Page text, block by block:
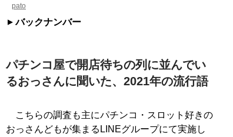
pato
バックナンバー
パチンコ屋で開店待ちの列に並んでい
るおっさんに聞いた、2021年の流行語
こちらの調査も主にパチンコ・スロット好きの
おっさんどもが集まるLINEグループにて実施し